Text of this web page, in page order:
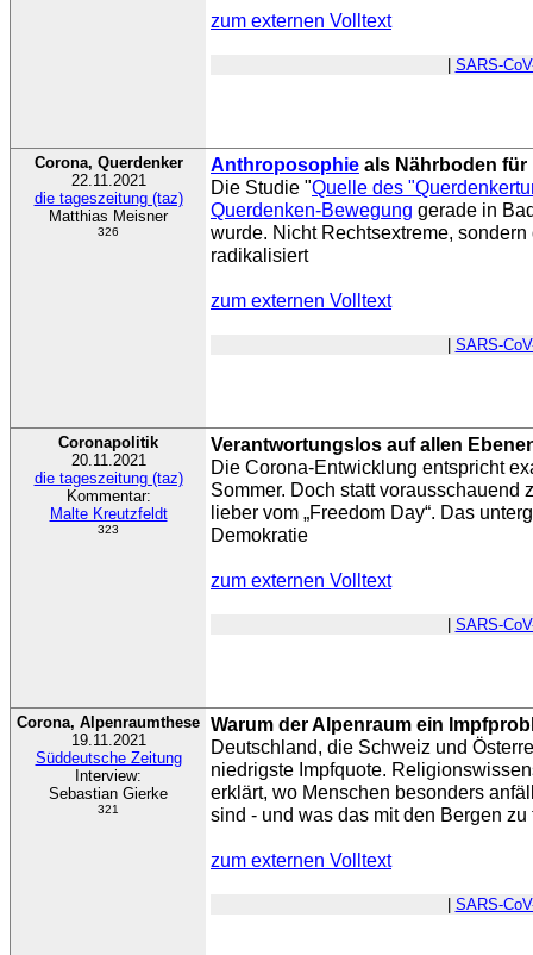
zum externen Volltext
SARS-
Corona, Querdenker
22.11.2021
die tageszeitung (taz)
Matthias Meisner
326
Anthroposophie als Nährboden für
Die Studie "Quelle des
Querdenken-Bewegung gerade in
wurde. Nicht Rechtsextreme,
radikalisiert
zum externen Volltext
SARS-
Coronapolitik
20.11.2021
die tageszeitung (taz)
Kommentar:
Malte Kreutzfeldt
323
Verantwortungslos auf allen
Die Corona-Entwicklung entspricht
Sommer. Doch statt vorausschauend
lieber vom „Freedom Day“. Das
Demokratie
zum externen Volltext
SARS-
Corona, Alpenraumthese
19.11.2021
Süddeutsche Zeitung
Interview:
Sebastian Gierke
321
Warum der Alpenraum ein
Deutschland, die Schweiz und
niedrigste Impfquote.
erklärt, wo Menschen besonders
sind - und was das mit den Bergen zu
zum externen Volltext
SARS-